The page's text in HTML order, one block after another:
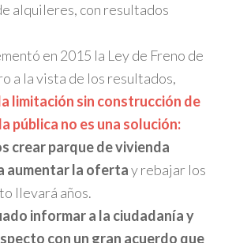
alquileres, con resultados
en 2015 la Ley de Freno de
a la vista de los resultados,
limitación sin construcción de
pública no es una solución:
crear parque de vivienda
aumentar la ofertay rebajar los
llevará años.
informar a la ciudadanía y
con un gran acuerdo que